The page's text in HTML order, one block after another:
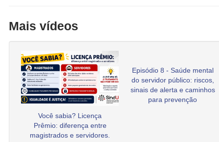
Mais vídeos
Você sabia? Licença
Prêmio: diferença entre
magistrados e servidores.
Episódio 8 - Saúde mental
do servidor público: riscos,
sinais de alerta e caminhos
para prevenção